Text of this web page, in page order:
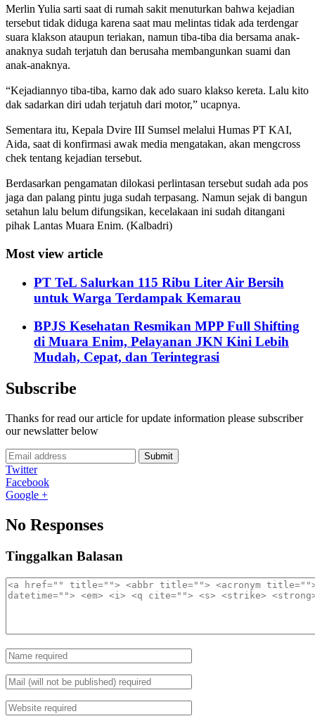
Merlin Yulia sarti saat di rumah sakit menuturkan bahwa kejadian
tersebut tidak diduga karena saat mau melintas tidak ada terdengar
suara klakson ataupun teriakan, namun tiba-tiba dia bersama anak-
anaknya sudah terjatuh dan berusaha membangunkan suami dan
anak-anaknya.
“Kejadiannyo tiba-tiba, karno dak ado suaro klakso kereta. Lalu kito
dak sadarkan diri udah terjatuh dari motor,” ucapnya.
Sementara itu, Kepala Dvire III Sumsel melalui Humas PT KAI,
Aida, saat di konfirmasi awak media mengatakan, akan mengcross
chek tentang kejadian tersebut.
Berdasarkan pengamatan dilokasi perlintasan tersebut sudah ada pos
jaga dan palang pintu juga sudah terpasang. Namun sejak di bangun
setahun lalu belum difungsikan, kecelakaan ini sudah ditangani
pihak Lantas Muara Enim. (Kalbadri)
Most view article
PT TeL Salurkan 115 Ribu Liter Air Bersih
untuk Warga Terdampak Kemarau
BPJS Kesehatan Resmikan MPP Full Shifting
di Muara Enim, Pelayanan JKN Kini Lebih
Mudah, Cepat, dan Terintegrasi
Subscribe
Thanks for read our article for update information please subscriber
our newslatter below
Submit
Twitter
Facebook
Google +
No Responses
Tinggalkan Balasan